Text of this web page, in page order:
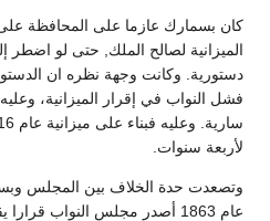
كان بسمارك عازما على المحافظة على
الميزانية لصالح الملك, حتى لو اضطر
دستورية. وكانت وجهة نظره ان
فشل النواب في إقرار الميزانية،
لأربعة سنوات.
وتصعدت حدة الخلاف بين المجلس
عام 1863 أصدر مجلس النواب